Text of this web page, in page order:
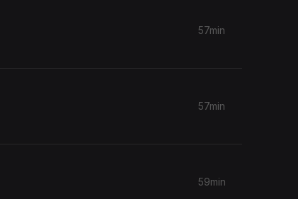
57min
57min
59min